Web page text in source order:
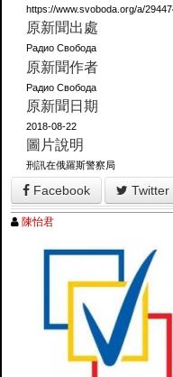
https://www.svoboda.org/a/
原新聞出處
Радио Свобода
原新聞作者
Радио Свобода
原新聞日期
2018-08-22
圖片說明
刑訊在俄羅斯警察局
Facebook Twitter
陳怡君